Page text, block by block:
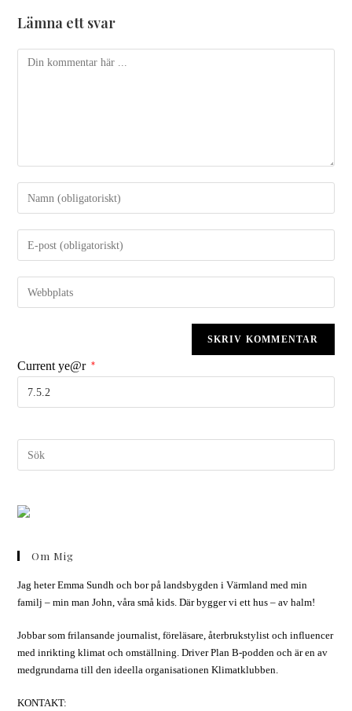
Lämna ett svar
Current ye@r *
Om Mig
Jag heter Emma Sundh och bor på landsbygden i Värmland med min
familj – min man John, våra små kids. Där bygger vi ett hus – av halm!
Jobbar som frilansande journalist, föreläsare, återbrukstylist och influencer
med inrikting klimat och omställning. Driver Plan B-podden och är en av
medgrundarna till den ideella organisationen Klimatklubben.
KONTAKT: